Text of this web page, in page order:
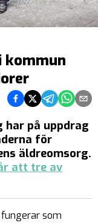
kommun
Dela på Facebook
Dela på Twitter
Dela påDela på
Dela
har på uppdrag
för
äldreomsorg.
att tre av
som